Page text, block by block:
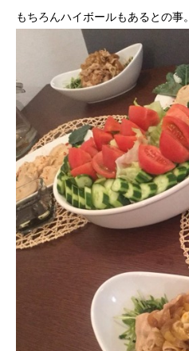
もちろんハイボールもあるとの事。